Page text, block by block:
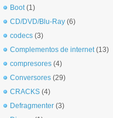
Boot (1)
CD/DVD/Blu-Ray (6)
codecs (3)
Complementos de internet (13)
compresores (4)
Conversores (29)
CRACKS (4)
Defragmenter (3)